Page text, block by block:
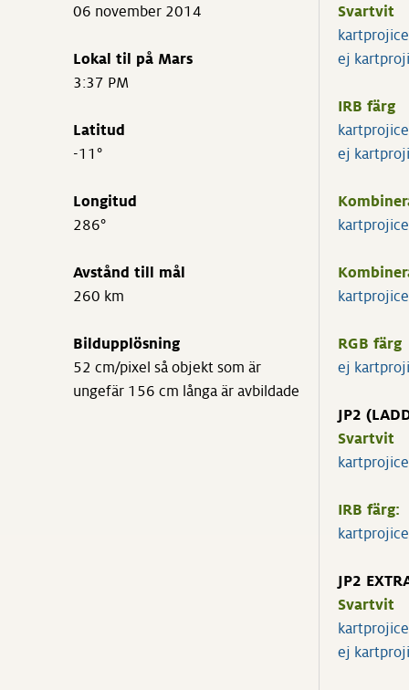
06 november 2014
Lokal til på Mars
3:37 PM
Latitud
-11°
Longitud
286°
Avstånd till mål
260 km
Bildupplösning
52 cm/pixel så objekt som är
ungefär 156 cm långa är avbildade
Svartvit
ej
IRB färg
ej
RGB färg
ej
JP2
Svartvit
IRB färg:
JP2
Svartvit
ej